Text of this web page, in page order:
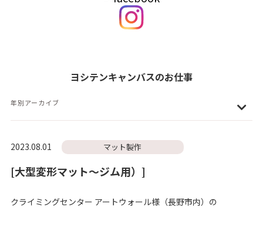
ヨシテンキャンバスのお仕事
年別アーカイブ
2023.08.01 マット製作
[大型変形マット～ジム用）]
クライミングセンター アートウォール様（長野市内）の